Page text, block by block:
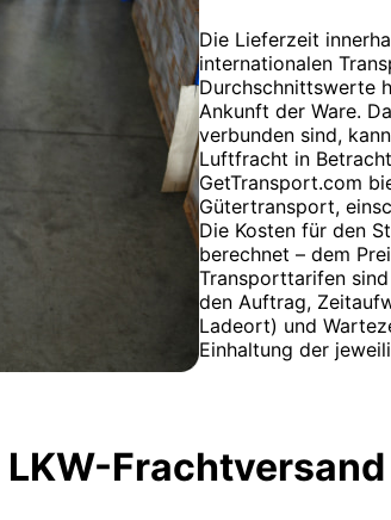
Die Lieferzeit
internationalen
Durchschnittswerte
Ankunft der Ware.
verbunden sind,
Luftfracht in
GetTransport.com
Gütertransport,
Die Kosten für den
berechnet – dem
Transporttarifen
den Auftrag,
Ladeort) und
Einhaltung der
LKW-